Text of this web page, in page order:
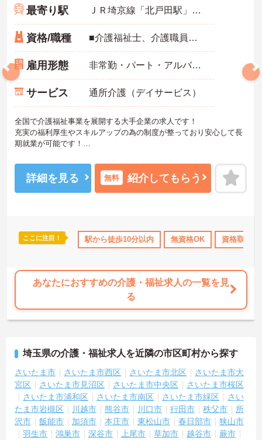
ーナス・賞与あり 社会保険完備 交通費支給
最寄り駅 ＪＲ埼京線「北戸田駅」徒歩10分
資格/職種 ■介護福祉士、介護職員実務者研修、介護職員初任者研修、ホームヘルパー1級、ホームヘルパー2級いずれかの資格をお持ちの方 ※無資格・未経験相談可能
雇用形態 非常勤・パート・アルバイト
サービス 通所介護（デイサービス）
全国で介護福祉事業を展開する大手企業の求人です！
充実の福利厚生やスキルアップの為の制度が整っており安心して長
期就業が可能です！
すのでお気軽にご相談ください。
詳細を見る 無料 紹介してもらう
ここに注目！ 駅から徒歩10分以内 無資格OK 資格取得サ
あなたにおすすめの介護・福祉求人の一覧を見
る
埼玉県の介護・福祉求人を近隣の市区町村から探す
さいたま市 さいたま市西区 さいたま市北区
さいたま市大
宮区
さいたま市見沼区 さいたま市中央区
さいたま市桜区
さいたま市浦和区
さいたま市南区 さいたま市緑区
さい
たま市岩槻区
川越市 熊谷市 川口市 行田市 秩父市
所
沢市
飯能市 加須市 本庄市 東松山市 春日部市
狭山市
羽生市
鴻巣市 深谷市 上尾市 草加市 越谷市
蕨市